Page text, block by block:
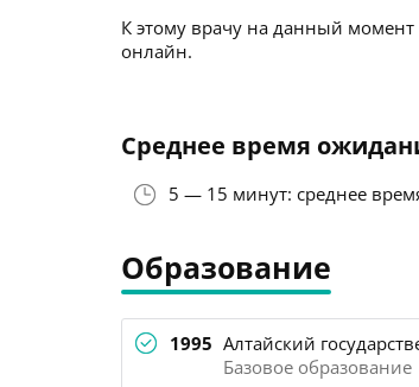
К этому врачу на данный момент
онлайн.
Среднее время
5 — 15 минут: среднее
Образование
1995 Алтайский
Базовое образование